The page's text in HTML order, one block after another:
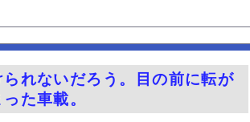
は正常で何かを思考していると判明...
けマン」「法定速度絶対遵守マン」
れないだろう。目の前に転が
た車載。